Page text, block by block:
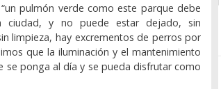
pulmón verde como este parque debe
ciudad, y no puede estar dejado, sin
limpieza, hay excrementos de perros por
que la iluminación y el mantenimiento
se ponga al día y se pueda disfrutar como